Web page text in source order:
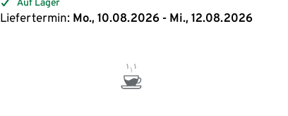
Liefertermin: Mo., 10.08.2026 - Mi., 12.08.2026